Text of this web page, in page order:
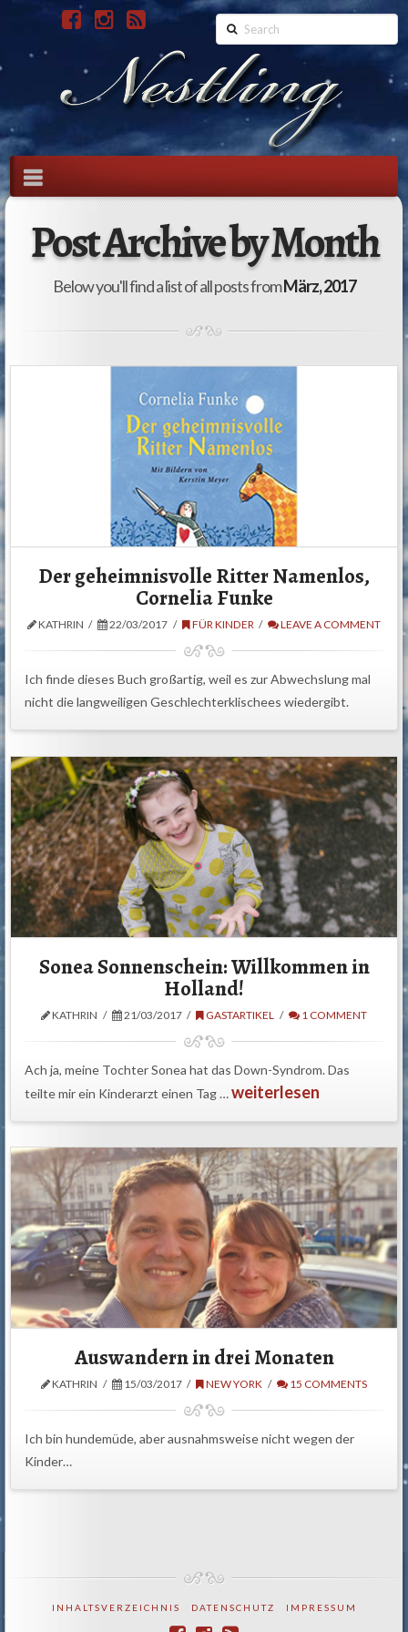
Search
Navigation
Post Archive by Month
Below you'll find a list of all posts fromMärz, 2017
Der geheimnisvolle Ritter Namenlos,
Cornelia Funke
KATHRIN 22/03/2017 FÜR KINDER LEAVE A COMMENT
Ich finde dieses Buch großartig, weil es zur Abwechslung mal
nicht die langweiligen Geschlechterklischees wiedergibt.
Sonea Sonnenschein: Willkommen in
Holland!
KATHRIN 21/03/2017 GASTARTIKEL 1 COMMENT
Ach ja, meine Tochter Sonea hat das Down-Syndrom. Das
teilte mir ein Kinderarzt einen Tag …weiterlesen
Auswandern in drei Monaten
KATHRIN 15/03/2017 NEW YORK 15 COMMENTS
Ich bin hundemüde, aber ausnahmsweise nicht wegen der
Kinder…
INHALTSVERZEICHNIS DATENSCHUTZ IMPRESSUM